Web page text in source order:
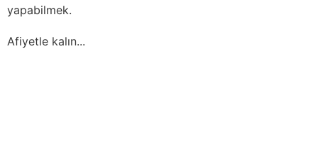
yapabilmek.
Afiyetle kalın...